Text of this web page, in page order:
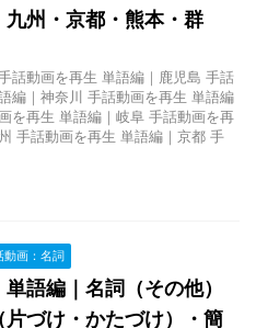
九州・京都・熊本・群
話動画を再生 単語編｜鹿児島 手話
編｜神奈川 手話動画を再生 単語編
を再生 単語編｜岐阜 手話動画を再
手話動画を再生 単語編｜京都 手
動画：名詞
語編｜名詞（その他）
片づけ・かたづけ）・簡